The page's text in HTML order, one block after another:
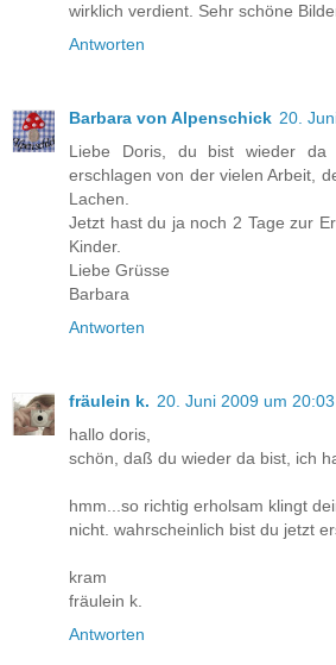
wirklich verdient. Sehr schöne
Antworten
Barbara von Alpenschick 20.
Liebe Doris, du bist wieder da
erschlagen von der vielen Arbeit,
Lachen.
Jetzt hast du ja noch 2 Tage zur
Kinder.
Liebe Grüsse
Barbara
Antworten
fräulein k. 20. Juni 2009 um 20:03
hallo doris,
schön, daß du wieder da bist, ich
hmm...so richtig erholsam klingt
nicht. wahrscheinlich bist du jetzt
kram
fräulein k.
Antworten